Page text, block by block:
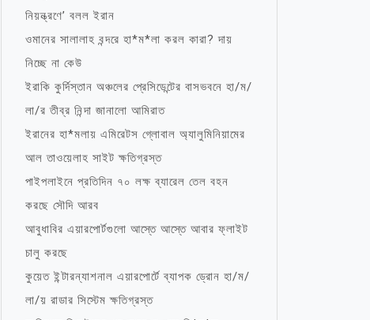
নিয়ন্ত্রণে’ বলল ইরান
ওমানের সালালাহ বন্দরে হা*ম*লা করল কারা? দায়
নিচ্ছে না কেউ
ইরাকি কুর্দিস্তান অঞ্চলের প্রেসিডেন্টের বাসভবনে হা/ম/
লা/র তীব্র নিন্দা জানালো আমিরাত
ইরানের হা*মলায় এমিরেটস গ্লোবাল অ্যালুমিনিয়ামের
আল তাওয়েলাহ সাইট ক্ষতিগ্রস্ত
পাইপলাইনে প্রতিদিন ৭০ লক্ষ ব্যারেল তেল বহন
করছে সৌদি আরব
আবুধাবির এয়ারপোর্টগুলো আস্তে আস্তে আবার ফ্লাইট
চালু করছে
কুয়েত ইন্টারন্যাশনাল এয়ারপোর্টে ব্যাপক ড্রোন হা/ম/
লা/য় রাডার সিস্টেম ক্ষতিগ্রস্ত